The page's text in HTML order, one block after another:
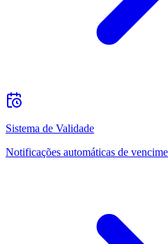
Sistema de Validade
Notificações automáticas de